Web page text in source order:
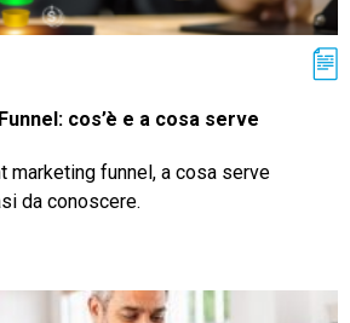
cos’è e a cosa serve
marketing funnel, a cosa serve
da conoscere.